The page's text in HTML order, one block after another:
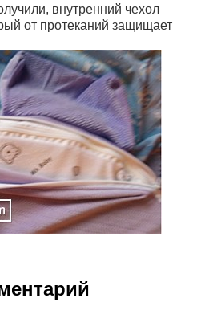
внутренний чехол
от протеканий защищает